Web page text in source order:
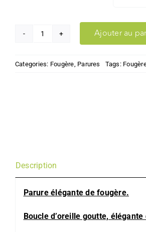
Parure
Ajouter au
Categories: Fougère Parures Tags:
Description
Parure élégante de fougère.
Boucle d’oreille goutte,